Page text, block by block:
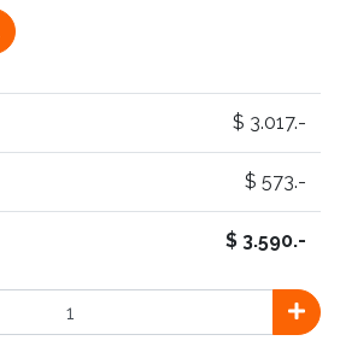
$ 3.017.-
$ 573.-
$ 3.590.-